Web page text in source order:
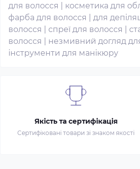
для волосся
косметика для
фарба для волосся
для
волосся
спреї для волосся
волосся
незмивний догляд
інструменти для манікюру
Якість та сертифікація
Сертифіковані товари зі знаком якості